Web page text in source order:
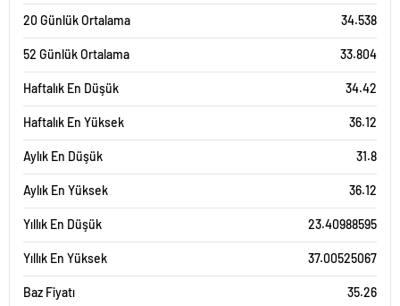
20 Günlük Ortalama 34.538
52 Günlük Ortalama 33.804
Haftalık En Düşük 34.42
Haftalık En Yüksek 36.12
Aylık En Düşük 31.8
Aylık En Yüksek 36.12
Yıllık En Düşük 23.40988595
Yıllık En Yüksek 37.00525067
Baz Fiyatı 35.26